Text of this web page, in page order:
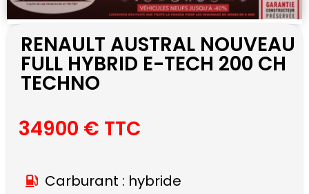
RENAULT AUSTRAL NOUVEAU
FULL HYBRID E-TECH 200 CH
TECHNO
34900 € TTC
Carburant : hybride